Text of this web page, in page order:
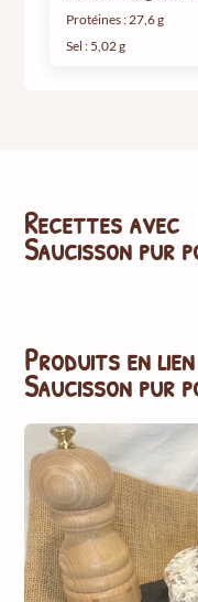
Protéines : 27,6 g
Sel : 5,02 g
Recettes avec
Saucisson pur
Produits en
Saucisson pur